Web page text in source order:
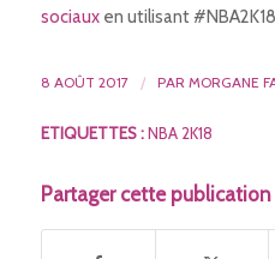
sociauxen utilisant
8 AOÛT 2017 / PAR MORGANE
ETIQUETTES : NBA 2K18
Partager cette publication